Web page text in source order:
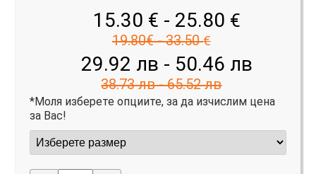
15.30 € - 25.80 €
19.80€ - 33.50 €
29.92 лв - 50.46 лв
38.73 лв - 65.52 лв
*Моля изберете опциите, за да изчислим цена
за Вас!